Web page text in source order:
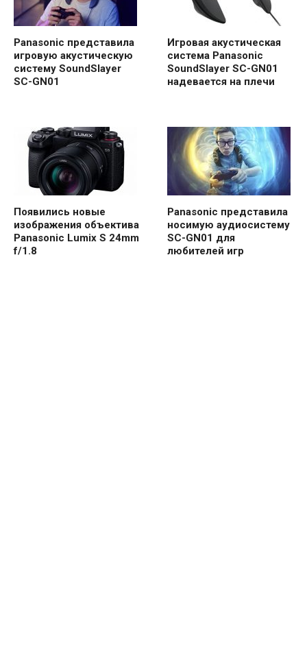
Panasonic представила
игровую акустическую
систему SoundSlayer
SC-GN01
Игровая акустическая
система Panasonic
SoundSlayer SC-GN01
надевается на плечи
Появились новые
изображения объектива
Panasonic Lumix S 24mm
f/1.8
Panasonic представила
носимую аудиосистему
SC-GN01 для
любителей игр